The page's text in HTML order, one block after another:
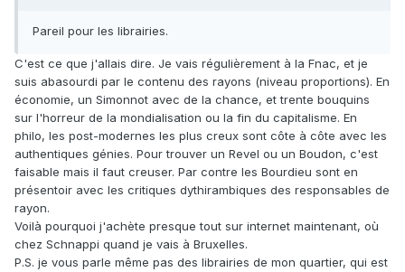
Pareil pour les librairies.
C'est ce que j'allais dire. Je vais régulièrement à la Fnac, et je
suis abasourdi par le contenu des rayons (niveau proportions). En
économie, un Simonnot avec de la chance, et trente bouquins
sur l'horreur de la mondialisation ou la fin du capitalisme. En
philo, les post-modernes les plus creux sont côte à côte avec les
authentiques génies. Pour trouver un Revel ou un Boudon, c'est
faisable mais il faut creuser. Par contre les Bourdieu sont en
présentoir avec les critiques dythirambiques des responsables de
rayon.
Voilà pourquoi j'achète presque tout sur internet maintenant, où
chez Schnappi quand je vais à Bruxelles.
P.S. je vous parle même pas des librairies de mon quartier, qui est